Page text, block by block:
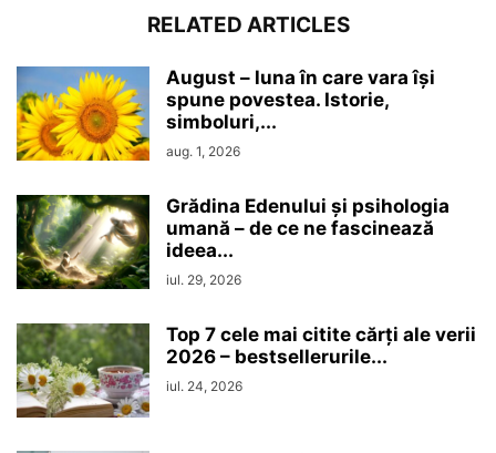
RELATED ARTICLES
August – luna în care vara își
spune povestea. Istorie,
simboluri,...
aug. 1, 2026
Grădina Edenului și psihologia
umană – de ce ne fascinează
ideea...
iul. 29, 2026
Top 7 cele mai citite cărți ale verii
2026 – bestsellerurile...
iul. 24, 2026